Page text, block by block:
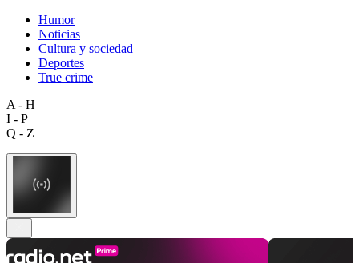
Humor
Noticias
Cultura y sociedad
Deportes
True crime
A - H
I - P
Q - Z